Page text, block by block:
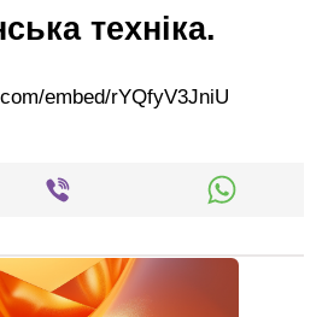
техніка.
embed/rYQfyV3JniU